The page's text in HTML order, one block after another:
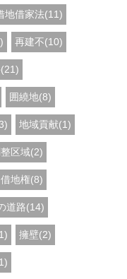
地借家法(11)
再建不(10)
囲繞地(8)
地域貢献(1)
区域(2)
地権(8)
道路(14)
擁壁(2)